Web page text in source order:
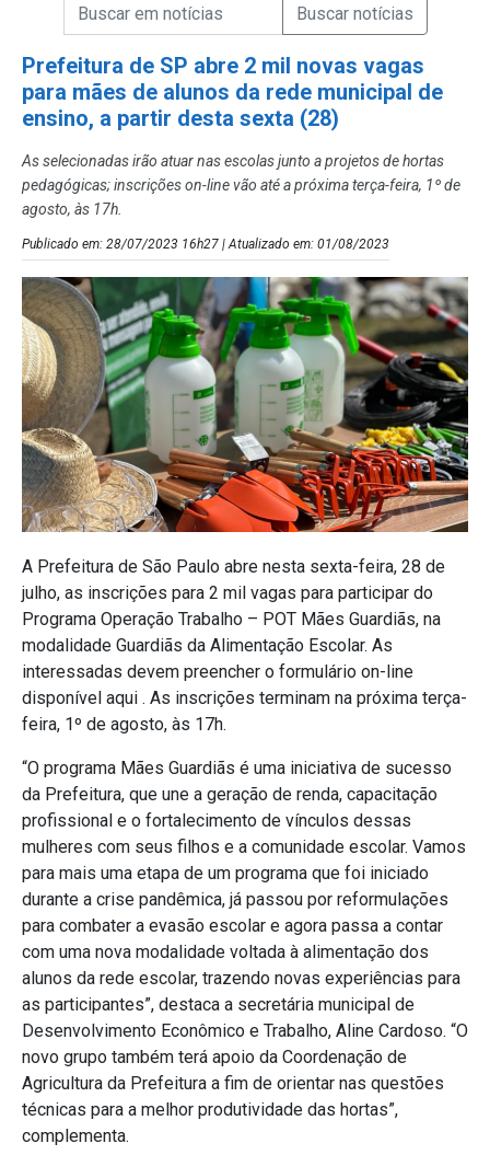
Campo de Busca de Notícias
Campo de Busca de informaçõesEnviar a Busca de Notícias
Prefeitura de SP abre 2 mil novas vagas
para mães de alunos da rede municipal de
ensino, a partir desta sexta (28)
As selecionadas irão atuar nas escolas junto a projetos de hortas
pedagógicas; inscrições on-line vão até a próxima terça-feira, 1º de
agosto, às 17h.
Publicado em: 28/07/2023 16h27 | Atualizado em: 01/08/2023
A Prefeitura de São Paulo abre nesta sexta-feira, 28 de
julho, as inscrições para 2 mil vagas para participar do
Programa Operação Trabalho – POT Mães Guardiãs, na
modalidade Guardiãs da Alimentação Escolar. As
interessadas devem preencher o formulário on-line
disponível aqui . As inscrições terminam na próxima terça-
feira, 1º de agosto, às 17h.
“O programa Mães Guardiãs é uma iniciativa de sucesso
da Prefeitura, que une a geração de renda, capacitação
profissional e o fortalecimento de vínculos dessas
mulheres com seus filhos e a comunidade escolar. Vamos
para mais uma etapa de um programa que foi iniciado
durante a crise pandêmica, já passou por reformulações
para combater a evasão escolar e agora passa a contar
com uma nova modalidade voltada à alimentação dos
alunos da rede escolar, trazendo novas experiências para
as participantes”, destaca a secretária municipal de
Desenvolvimento Econômico e Trabalho, Aline Cardoso. “O
novo grupo também terá apoio da Coordenação de
Agricultura da Prefeitura a fim de orientar nas questões
técnicas para a melhor produtividade das hortas”,
complementa.